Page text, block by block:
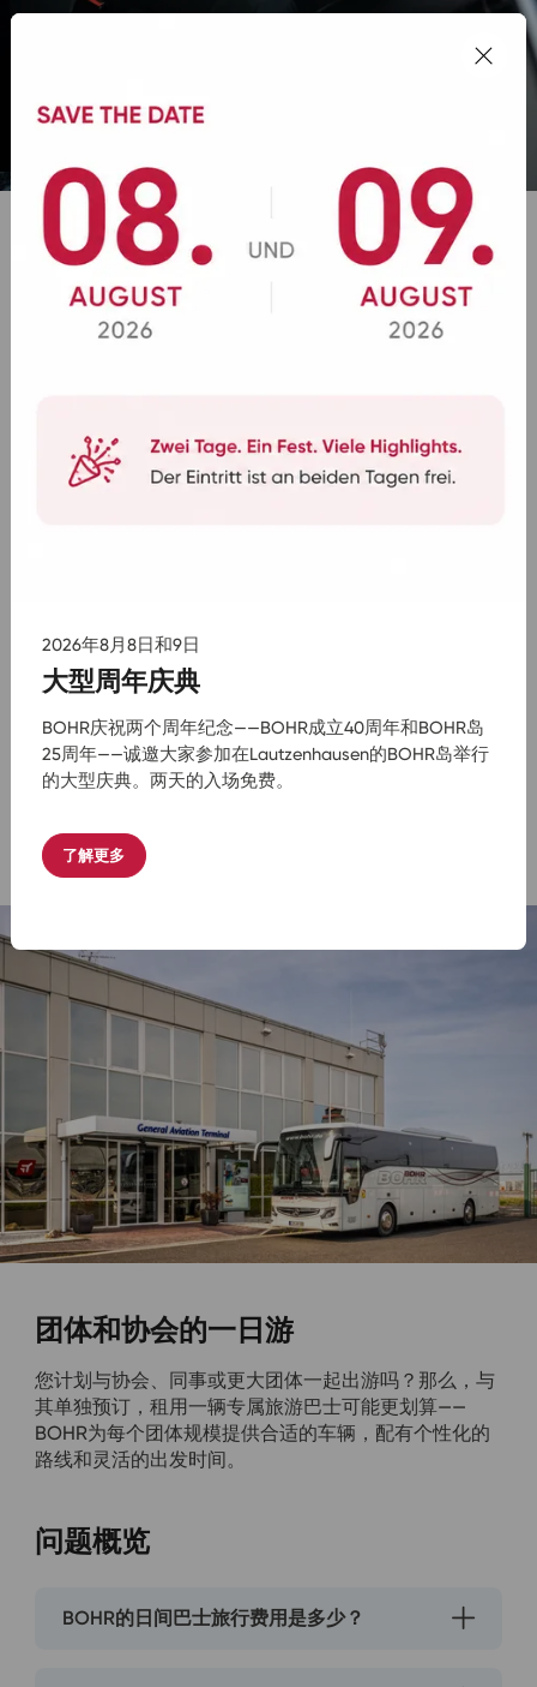
我在哪里可以搭乘BOHR？
对于日间旅行，提供免费的上车地点，包括
Lautzenhausen（BOHR岛）、美因茨-布雷岑海姆、威
的旅行说明和您的文件。
提前预订：
常很快就会被预订完。
注意上车地点：
考虑天气和季节：某些目的地只有在合适的季节才
能展现其魅力。
比较服务：门票包含在内还是需要现场支付？参加
考虑流动性：
团体和协会的一日游
您计划与协会、同事或更大团体一起出游吗？那么，与
其单独预订，租用一辆专属旅游巴士可能更划算——
BOHR为每个团体规模提供合适的车辆，配有个性化的
路线和灵活的出发时间。
问题概览
BOHR的日间巴士旅行费用是多少？
大型周年庆典
2026年8月8日和9日
BOHR庆祝两个周年纪念——BOHR成立40周年和BOHR岛
25周年——诚邀大家参加在Lautzenhausen的BOHR岛举行
的大型庆典。两天的入场免费。
了解更多